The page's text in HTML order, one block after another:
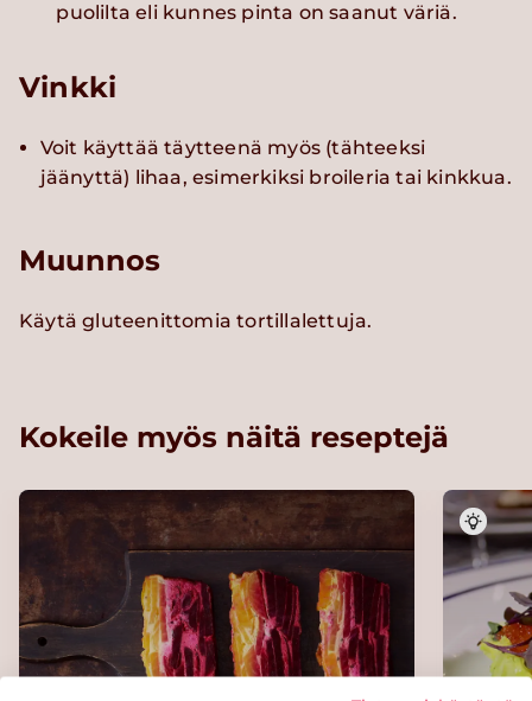
puolilta eli kunnes pinta on saanut väriä.
Vinkki
Voit käyttää täytteenä myös (tähteeksi
jäänyttä) lihaa, esimerkiksi broileria tai kinkkua.
Muunnos
Käytä gluteenittomia tortillalettuja.
Kokeile myös näitä reseptejä